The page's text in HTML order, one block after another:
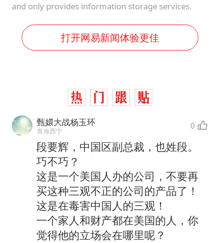
and only provides information storage services.
打开网易新闻体验更佳
甄嬛大战杨玉环
青海西宁 0
段要辉，中国区副总裁，也姓段。
巧不巧？
这是一个美国人办的公司，不要再
买这种三观不正的公司的产品了！
这是在毒害中国人的三观！
一个家人和财产都在美国的人，你
觉得他的立场会在哪里呢？